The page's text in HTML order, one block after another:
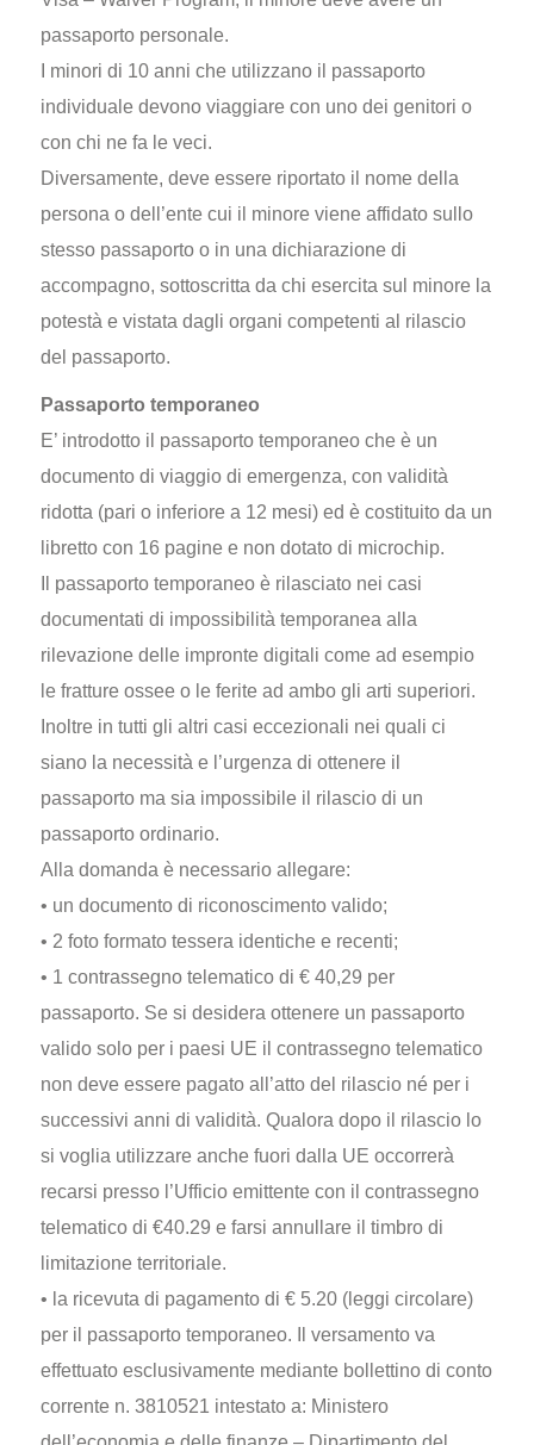
passaporto personale.
I minori di 10 anni che utilizzano il passaporto
individuale devono viaggiare con uno dei genitori o
con chi ne fa le veci.
Diversamente, deve essere riportato il nome della
persona o dell’ente cui il minore viene affidato sullo
stesso passaporto o in una dichiarazione di
accompagno, sottoscritta da chi esercita sul minore la
potestà e vistata dagli organi competenti al rilascio
del passaporto.
Passaporto temporaneo
E’ introdotto il passaporto temporaneo che è un
documento di viaggio di emergenza, con validità
ridotta (pari o inferiore a 12 mesi) ed è costituito da un
libretto con 16 pagine e non dotato di microchip.
Il passaporto temporaneo è rilasciato nei casi
documentati di impossibilità temporanea alla
rilevazione delle impronte digitali come ad esempio
le fratture ossee o le ferite ad ambo gli arti superiori.
Inoltre in tutti gli altri casi eccezionali nei quali ci
siano la necessità e l’urgenza di ottenere il
passaporto ma sia impossibile il rilascio di un
passaporto ordinario.
Alla domanda è necessario allegare:
• un documento di riconoscimento valido;
• 2 foto formato tessera identiche e recenti;
• 1 contrassegno telematico di € 40,29 per
passaporto. Se si desidera ottenere un passaporto
valido solo per i paesi UE il contrassegno telematico
non deve essere pagato all’atto del rilascio né per i
successivi anni di validità. Qualora dopo il rilascio lo
si voglia utilizzare anche fuori dalla UE occorrerà
recarsi presso l’Ufficio emittente con il contrassegno
telematico di €40.29 e farsi annullare il timbro di
limitazione territoriale.
• la ricevuta di pagamento di € 5.20 (leggi circolare)
per il passaporto temporaneo. Il versamento va
effettuato esclusivamente mediante bollettino di conto
corrente n. 3810521 intestato a: Ministero